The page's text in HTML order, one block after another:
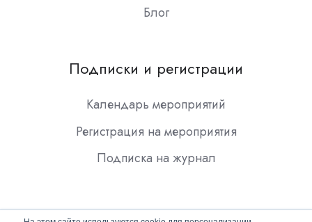
Блог
Подписки и регистрации
Календарь мероприятий
Регистрация на мероприятия
Подписка на журнал